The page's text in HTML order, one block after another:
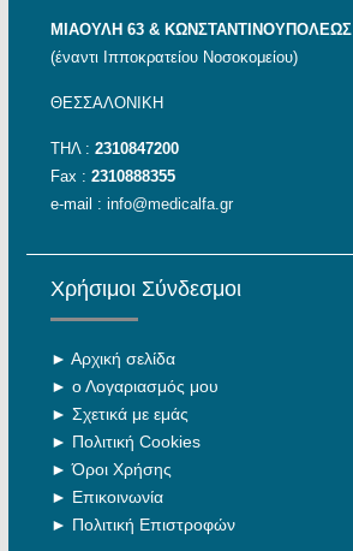
ΜΙΑΟΥΛΗ 63 & ΚΩΝΣΤΑΝΤΙΝΟΥΠΟΛΕΩΣ
(έναντι Ιπποκρατείου Νοσοκομείου)
ΘΕΣΣΑΛΟΝΙΚΗ
ΤΗΛ : 2310847200
Fax : 2310888355
e-mail : info@medicalfa.gr
Χρήσιμοι Σύνδεσμοι
► Αρχική σελίδα
► ο Λογαριασμός μου
► Σχετικά με εμάς
► Πολιτική Cookies
►Όροι Χρήσης
► Επικοινωνία
► Πολιτική Επιστροφών